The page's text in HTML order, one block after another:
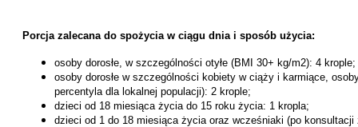
Porcja zalecana do spożycia w ciągu dnia i sposób użycia:
osoby dorosłe, w szczególności otyłe (BMI 30+ kg/m2): 4 krople;
osoby dorosłe w szczególności kobiety w ciąży i karmiące,
percentyla dla lokalnej populacji): 2 krople;
dzieci od 18 miesiąca życia do 15 roku życia: 1 kropla;
dzieci od 1 do 18 miesiąca życia oraz wcześniaki (po